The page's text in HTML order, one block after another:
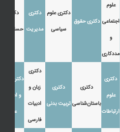
علوم
اجتماعی
و
مددکاری
دکتری حقوق
دکتری علوم
سیاسی
دکتری
مدیریت
دکتری
حسابداری
دکتری
علوم
ارتباطات
دکتری
باستان‌شناسی
دکتری
تربیت بدنی
دکتری
زبان و
ادبیات
فارسی
دکتری زبان
و ادبیات
عرب